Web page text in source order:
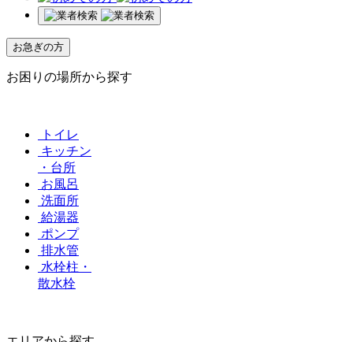
お急ぎの方
お困りの場所から探す
トイレ
キッチン
・台所
お風呂
洗面所
給湯器
ポンプ
排水管
水栓柱・
散水栓